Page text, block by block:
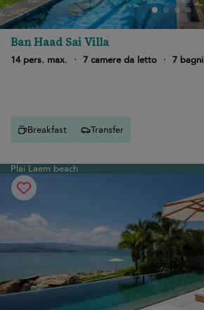
Ban Haad Sai Villa
14 pers. max.
· 7 camere da letto · 7 bagni
Breakfast Transfer
Plai Laem beach